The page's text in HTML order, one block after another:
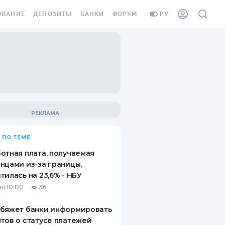
РУ
ВИНЬЕТКА
СОТРУДНИКОВ
ОТ
СЛУЧАЕВ
ДЕПОЗИТЫ
ВОПРОСЫ И ОТВЕТЫ
ПУТЕВОДИТЕЛИ ПО
СБЕРЕЖЕНИЯМ
БАНКИ ФОРУМ
ПО ТЕМЕ
плата, получаемая
из-за границы,
на 23,6% - НБУ
10:00 36
банки информировать
о статусе платежей